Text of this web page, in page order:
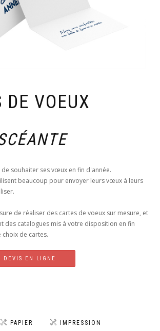
DE VOEUX
souhaiter ses vœux en fin d'année.
beaucoup pour envoyer leurs vœux à leurs
de réaliser des cartes de voeux sur mesure, et
des catalogues mis à votre disposition en fin
choix de cartes.
DEVIS EN LIGNE
PAPIER IMPRESSION